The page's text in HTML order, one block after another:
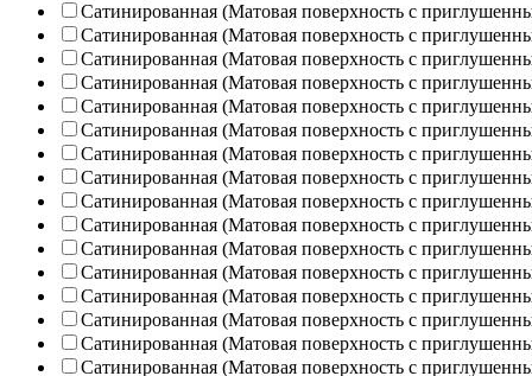
Сатинированная (Матовая поверхность с
Сатинированная (Матовая поверхность с
Сатинированная (Матовая поверхность с
Сатинированная (Матовая поверхность с
Сатинированная (Матовая поверхность с
Сатинированная (Матовая поверхность с
Сатинированная (Матовая поверхность с
Сатинированная (Матовая поверхность с
Сатинированная (Матовая поверхность с
Сатинированная (Матовая поверхность с
Сатинированная (Матовая поверхность с
Сатинированная (Матовая поверхность с
Сатинированная (Матовая поверхность с
Сатинированная (Матовая поверхность с
Сатинированная (Матовая поверхность с
Сатинированная (Матовая поверхность с